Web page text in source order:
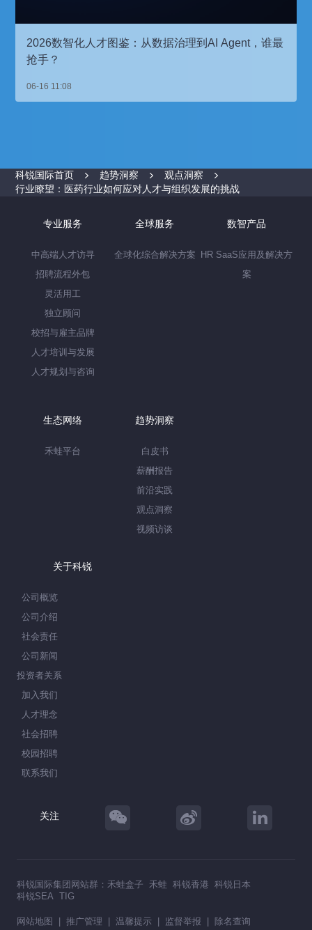
2026数智化人才图鉴：从数据治理到AI Agent，谁最
抢手？
06-16 11:08
科锐国际首页 趋势洞察
观点洞察
行业瞭望：医药行业如何应对人才与组织发展的挑战
专业服务
中高端人才访寻
招聘流程外包
灵活用工
独立顾问
校招与雇主品牌
人才培训与发展
人才规划与咨询
全球服务
全球化综合解决方案
数智产品
HR SaaS应用及解决方
案
生态网络
禾蛙平台
趋势洞察
白皮书
薪酬报告
前沿实践
观点洞察
视频访谈
关于科锐
公司概览
公司介绍
社会责任
公司新闻
投资者关系
加入我们
人才理念
社会招聘
校园招聘
联系我们
关注
科锐国际集团网站群： 禾蛙盒子 禾蛙 科锐香港 科锐日本
科锐SEA TIG
网站地图 推广管理 温馨提示 监督举报 除名查询